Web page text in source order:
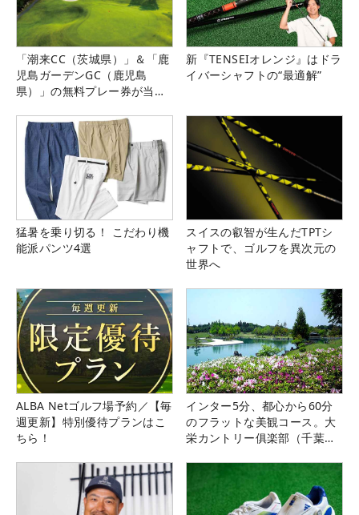
「潮来CC（茨城県）」＆「鹿
児島ガーデンGC（鹿児島
県）」の無料プレー券が当た
新『TENSEIオレンジ』はドラ
イバーシャフトの“最適解”
猛暑を乗り切る！ こだわり機
能派パンツ4選
スイスの叡智が生んだTPTシ
ャフトで、ゴルフを異次元の
世界へ
ALBA Netゴルフ場予約／【毎
週更新】特別優待プランはこ
ちら！
インター5分、都心から60分
のフラットな美観コース。大
栄カントリー俱楽部（千葉